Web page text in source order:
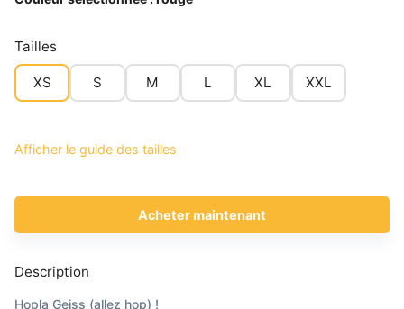
Tailles
XS S M L XL XXL
Afficher le guide des tailles
Acheter maintenant
Description
Hopla Geiss (allez hop) !